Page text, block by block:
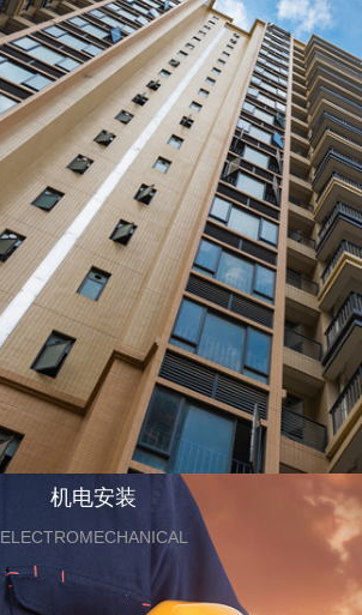
机电安装
ELECTROMECHANICAL